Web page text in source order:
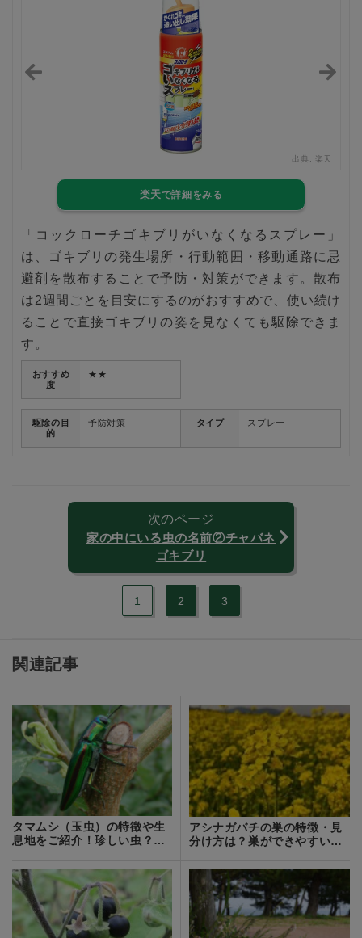
出典: 楽天
楽天
「コックローチゴキブリがいなくなるスプレー」
は、ゴキブリの発生場所・行動範囲・移動通路に忌
避剤を散布することで予防・対策ができます。散布
は2週間ごとを目安にするのがおすすめで、使い続け
ることで直接ゴキブリの姿を見なくても駆除できま
す。
おすすめ
度
★★
駆除の目
的
予防対策 タイプ スプレー
次のページ
家の中にいる虫の名前②チャバネ
ゴキブリ
1 2 3
関連記事
タマムシ（玉虫）の特徴や生
息地をご紹介！珍しい虫？人
アシナガバチの巣の特徴・見
分け方は？巣ができやすい家